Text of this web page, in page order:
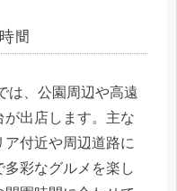
間
は、公園周辺や高遠
出店します。主な
付近や周辺道路に
彩なグルメを楽し